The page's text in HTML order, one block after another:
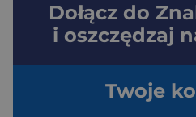
Dołącz do
i oszczędzaj
Twoje